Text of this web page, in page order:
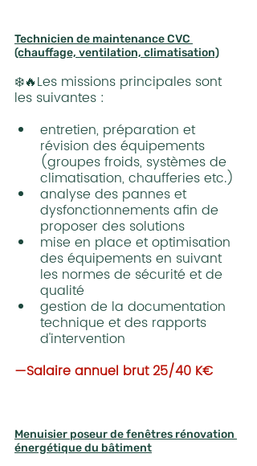
Technicien de maintenance CVC
(chauffage, ventilation, climatisation)
❄️🔥Les missions principales sont
les suivantes :
entretien, préparation et
révision des équipements
(groupes froids, systèmes de
climatisation, chaufferies etc.)
analyse des pannes et
dysfonctionnements afin de
proposer des solutions
mise en place et optimisation
des équipements en suivant
les normes de sécurité et de
qualité
gestion de la documentation
technique et des rapports
d'intervention
—Salaire annuel brut 25/40 K€
Menuisier poseur de fenêtres rénovation
énergétique du bâtiment